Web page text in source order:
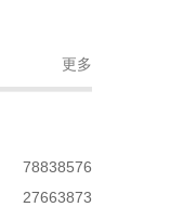
更多
78838576
27663873